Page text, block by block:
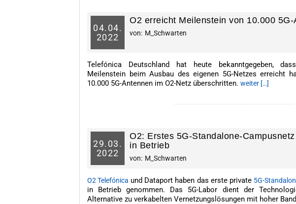
04. 04.
2022
O2 erreicht Meilenstein von 10.000 5G-
von: M_Schwarten
Telefónica Deutschland hat heute bekanntgegeben,
Meilenstein beim Ausbau des eigenen 5G-Netzes erreicht
10.000 5G-Antennen im O2-Netz überschritten. weiter […]
29. 03.
2022
O2: Erstes 5G-Standalone-
in Betrieb
von: M_Schwarten
O2 Telefónica und Dataport haben das erste private 5G-
in Betrieb genommen. Das 5G-Labor dient der
Alternative zu verkabelten Vernetzungslösungen mit hoher